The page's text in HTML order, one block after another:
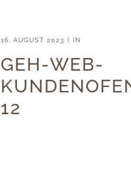
16. AUGUST 2023 IN
GEH-WEB-
12